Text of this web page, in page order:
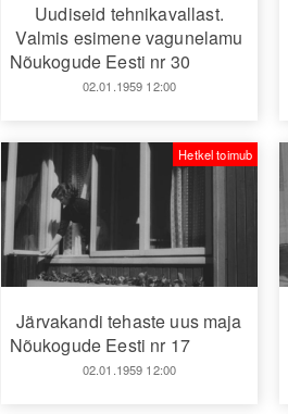
Uudiseid tehnikavallast.
Valmis esimene vagunelamu
Nõukogude Eesti nr 30
02.01.1959 12:00
Järvakandi tehaste uus maja
Nõukogude Eesti nr 17
02.01.1959 12:00
Hetkel toimub